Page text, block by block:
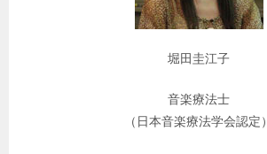
堀田圭江子
音楽療法士
（日本音楽療法学会認定）